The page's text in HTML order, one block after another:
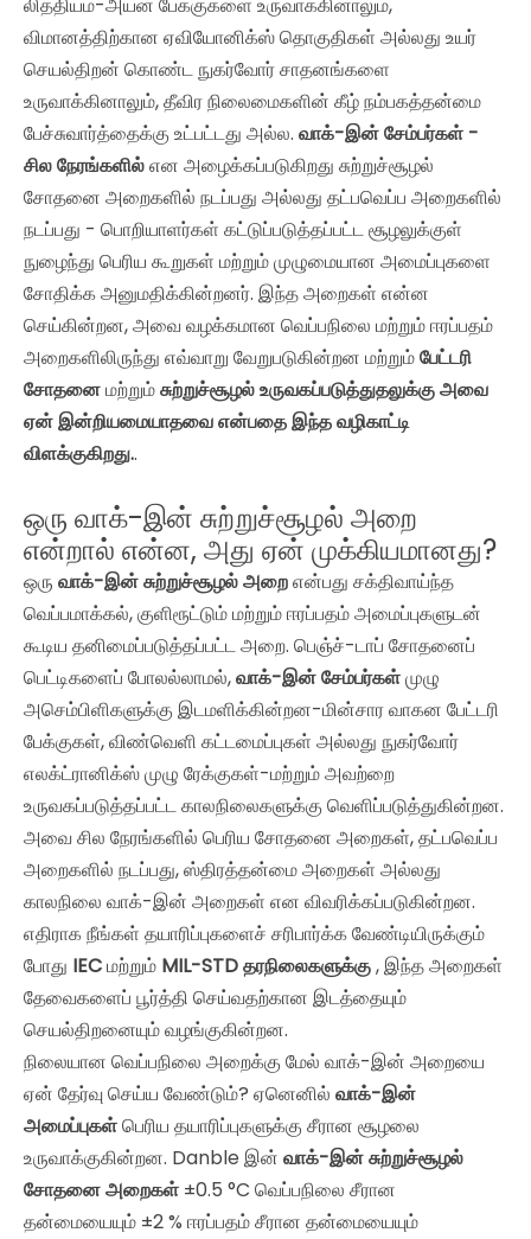
விமானத்திற்கான ஏவியோனிக்ஸ் தொகுதிகள் அல்லது உயர்
செயல்திறன் கொண்ட நுகர்வோர் சாதனங்களை
உருவாக்கினாலும், தீவிர நிலைமைகளின் கீழ் நம்பகத்தன்மை
பேச்சுவார்த்தைக்கு உட்பட்டது அல்ல. வாக்-இன் சேம்பர்கள் -
சில நேரங்களில்என அழைக்கப்படுகிறது சுற்றுச்சூழல்
சோதனை அறைகளில் நடப்பது அல்லது தட்பவெப்ப அறைகளில்
நடப்பது - பொறியாளர்கள் கட்டுப்படுத்தப்பட்ட சூழலுக்குள்
நுழைந்து பெரிய கூறுகள் மற்றும் முழுமையான அமைப்புகளை
சோதிக்க அனுமதிக்கின்றனர். இந்த அறைகள் என்ன
செய்கின்றன, அவை வழக்கமான வெப்பநிலை மற்றும் ஈரப்பதம்
அறைகளிலிருந்து எவ்வாறு வேறுபடுகின்றன மற்றும்பேட்டரி
சோதனைமற்றும்சுற்றுச்சூழல் உருவகப்படுத்துதலுக்கு அவை
ஏன் இன்றியமையாதவை என்பதை இந்த வழிகாட்டி
விளக்குகிறது..
ஒரு வாக்-இன் சுற்றுச்சூழல் அறை
என்றால் என்ன, அது ஏன் முக்கியமானது?
ஒரு வாக்-இன் சுற்றுச்சூழல் அறைஎன்பது சக்திவாய்ந்த
வெப்பமாக்கல், குளிரூட்டும் மற்றும் ஈரப்பதம் அமைப்புகளுடன்
கூடிய தனிமைப்படுத்தப்பட்ட அறை. பெஞ்ச்-டாப் சோதனைப்
பெட்டிகளைப் போலல்லாமல்,வாக்-இன் சேம்பர்கள்முழு
அசெம்பிளிகளுக்கு இடமளிக்கின்றன-மின்சார வாகன பேட்டரி
பேக்குகள், விண்வெளி கட்டமைப்புகள் அல்லது நுகர்வோர்
எலக்ட்ரானிக்ஸ் முழு ரேக்குகள்-மற்றும் அவற்றை
உருவகப்படுத்தப்பட்ட காலநிலைகளுக்கு வெளிப்படுத்துகின்றன.
அவை சில நேரங்களில் பெரிய சோதனை அறைகள், தட்பவெப்ப
அறைகளில் நடப்பது, ஸ்திரத்தன்மை அறைகள் அல்லது
காலநிலை வாக்-இன் அறைகள் என விவரிக்கப்படுகின்றன.
எதிராக நீங்கள் தயாரிப்புகளைச் சரிபார்க்க வேண்டியிருக்கும்
போது IECமற்றும் MIL-STD தரநிலைகளுக்கு, ​​இந்த அறைகள்
தேவைகளைப் பூர்த்தி செய்வதற்கான இடத்தையும்
செயல்திறனையும் வழங்குகின்றன.
நிலையான வெப்பநிலை அறைக்கு மேல் வாக்-இன் அறையை
ஏன் தேர்வு செய்ய வேண்டும்? ஏனெனில் வாக்-இன்
அமைப்புகள்பெரிய தயாரிப்புகளுக்கு சீரான சூழலை
உருவாக்குகின்றன. Danble இன் வாக்-இன் சுற்றுச்சூழல்
சோதனை அறைகள் ±0.5 °C வெப்பநிலை சீரான
தன்மையையும் ±2 % ஈரப்பதம் சீரான தன்மையையும்